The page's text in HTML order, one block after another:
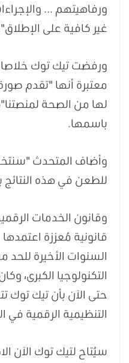
ورفاهيتهم ...
غير كافية على
ورفضت تيك توك
معتبرة أنها "تقدم
لها من الصحة
باسمها.
وأضاف المتحدث
للطعن في هذه النتائج
وقانون الخدمات
قانونية مُعززة اعتمدها
السنوات الأخيرة
التكنولوجيا الكبرى،
حتى الآن بأن تيك توك
التنظيمية الرقمية في
سيُتاح لتيك توك الآن